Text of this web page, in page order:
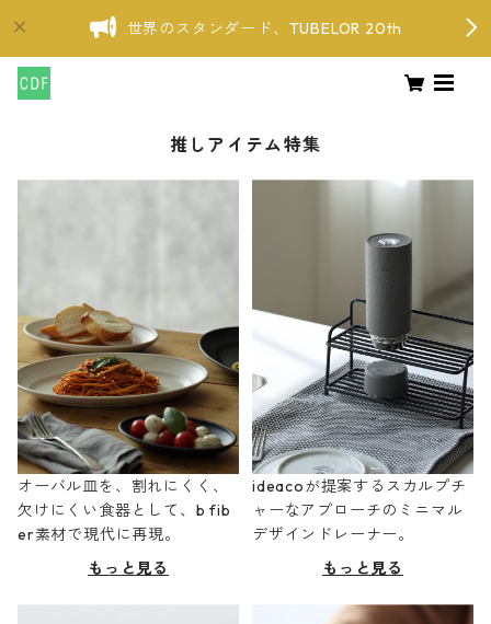
世界のスタンダード、TUBELOR 20th
推しアイテム特集
オーバル皿を、割れにくく、
欠けにくい食器として、b fib
er素材で現代に再現。
もっと見る
ideacoが提案するスカルプチ
ャーなアプローチのミニマル
デザインドレーナー。
もっと見る